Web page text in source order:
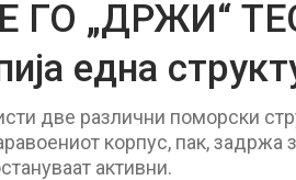
ГО „ДРЖИ“
една
две различни поморски
корпус, пак, задржа
активни.